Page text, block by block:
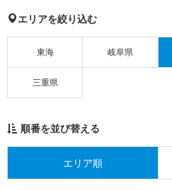
エリアを絞り込む
東海 岐阜県
三重県
順番を並び替える
エリア順